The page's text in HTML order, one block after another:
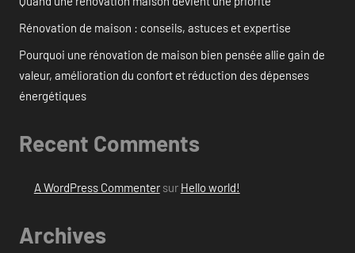
Rénovation de maison : conseils, astuces et expertise
Pourquoi une rénovation de maison bien pensée allie gain de
valeur, amélioration du confort et réduction des dépenses
énergétiques
Recent Comments
A WordPress Commentersur Hello world!
Archives